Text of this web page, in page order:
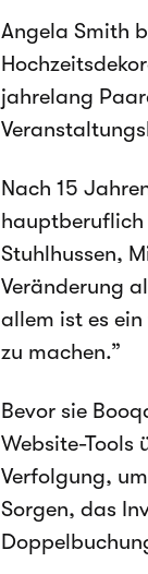
Angela Smith
jahrelang
Nach 15
hauptberuflich
Stuhlhussen,
Veränderung
allem ist es
zu machen.”
Bevor sie
Website-Tools
Verfolgung,
Sorgen, das